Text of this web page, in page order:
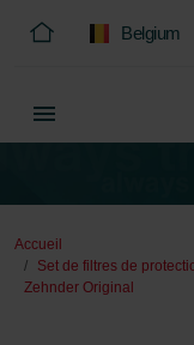
Belgium
Accueil
Set de filtres de
Zehnder Original